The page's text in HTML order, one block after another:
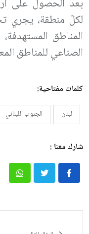
لكلّ منطقة، يجري
المناطق
الصناعي للمناطق
كلمات مفتاحية:
لبنان الجنوب اللبناني
شارك معنا :